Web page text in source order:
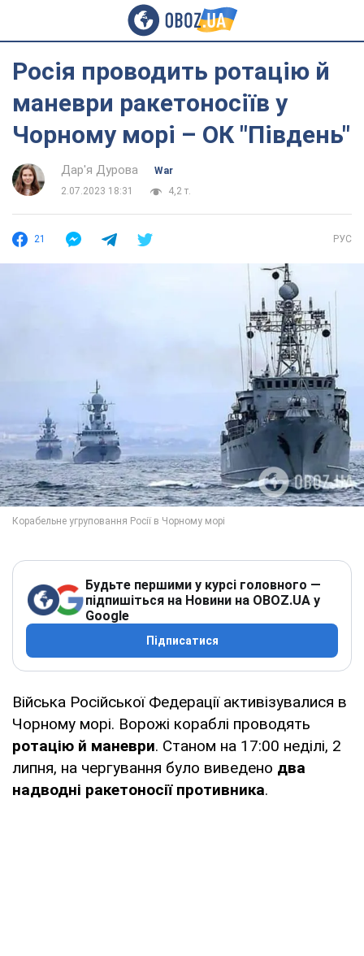
Росія проводить ротацію й
маневри ракетоносіїв у
Чорному морі – ОК "Південь"
Дар'я Дурова
War
2.07.2023 18:31
4,2 т.
21 РУС
Будьте першими у курсі головного —
підпишіться на Новини на OBOZ.UA у
Google
Підписатися
Війська Російської Федерації активізувалися в
Чорному морі. Ворожі кораблі проводять
ротацію й маневри. Станом на 17:00 неділі, 2
липня, на чергування було виведено два
надводні ракетоносії противника.